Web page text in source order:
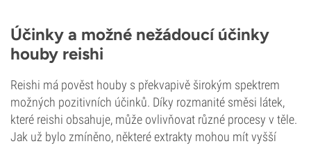
Účinky a možné nežádoucí účinky
houby reishi
Reishi má pověst houby s překvapivě širokým spektrem
možných pozitivních účinků. Díky rozmanité směsi látek,
které reishi obsahuje, může ovlivňovat různé procesy v těle.
Jak už bylo zmíněno, některé extrakty mohou mít vyšší